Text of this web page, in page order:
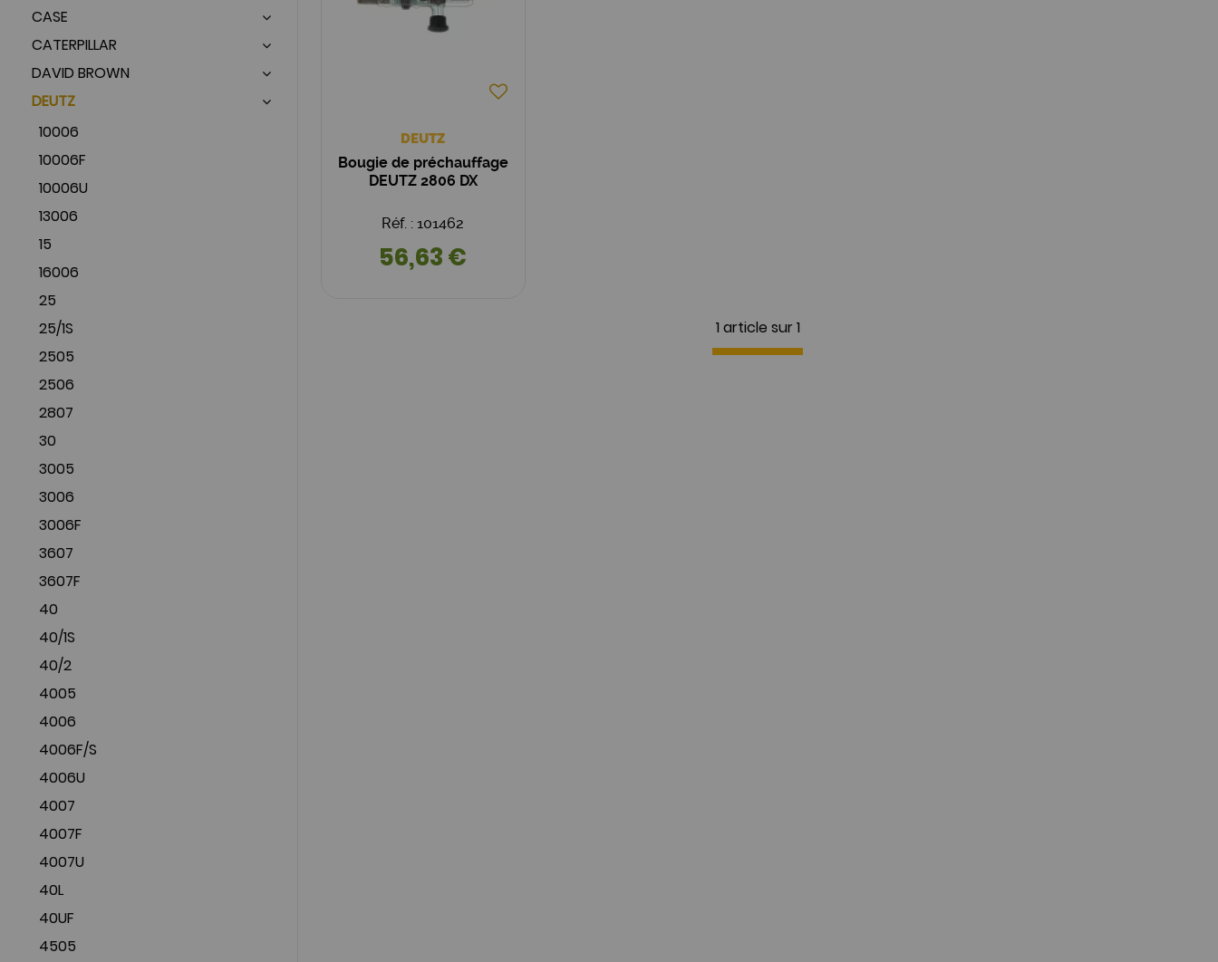
CASE
CATERPILLAR
DAVID BROWN
DEUTZ
10006
10006F
10006U
13006
15
16006
25
25/1S
2505
2506
2807
30
3005
3006
3006F
3607
3607F
40
40/1S
40/2
4005
4006
4006F/S
4006U
4007
4007F
4007U
40L
40UF
4505
DEUTZ
Bougie de préchauffage
DEUTZ 2806 DX
Réf. : 101462
56,63 €
1 article sur 1